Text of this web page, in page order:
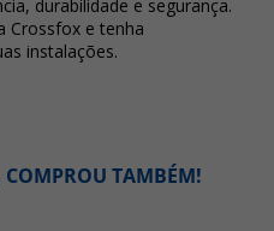
durabilidade e segurança.
Crossfox e tenha
instalações.
TAMBÉM!